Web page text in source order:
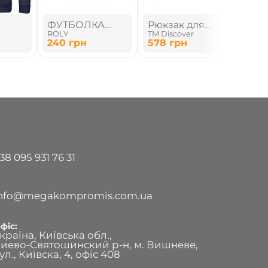
ФУТБОЛКА
УНИСЕКС
ROLY
240 грн
Рюкзак для
ноутбука
TM Discover
578 грн
095 931 76 31
Київська обл.,
Святошинский р-н, м. Вишневе,
Київска, 4, офіс 408